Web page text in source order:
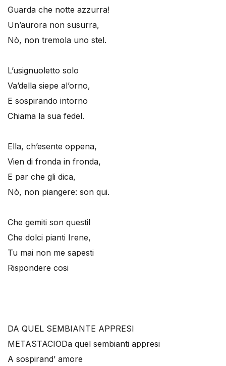
Guarda che notte azzurra!
Un’aurora non susurra,
Nò, non tremola uno stel.
L’usignuoletto solo
Va’della siepe al’orno,
E sospirando intorno
Chiama la sua fedel.
Ella, ch’esente oppena,
Vien di fronda in fronda,
E par che gli dica,
Nò, non piangere: son qui.
Che gemiti son questil
Che dolci pianti Irene,
Tu mai non me sapesti
Rispondere cosi
DA QUEL SEMBIANTE APPRESI
METASTACIODa quel sembianti appresi
A sospirand’ amore